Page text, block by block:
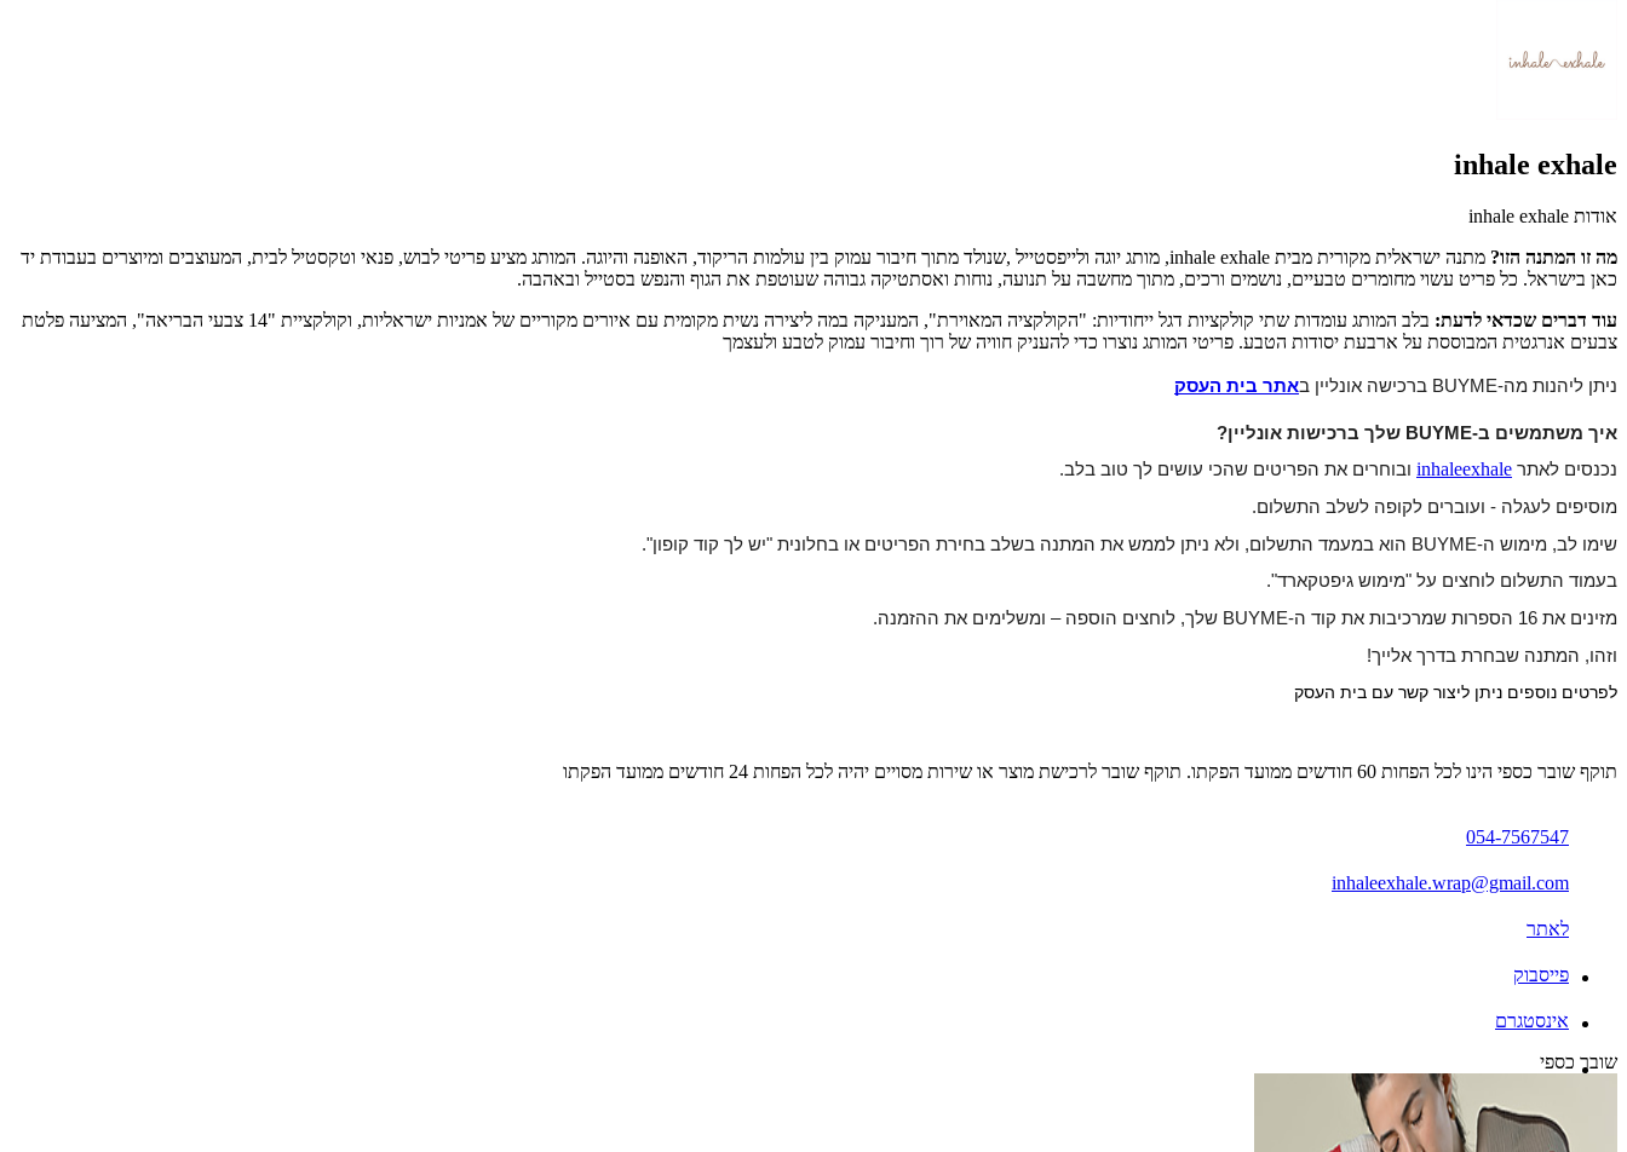
inhale exhale
אודות inhale exhale
מה זו המתנה הזו?
מתנה ישראלית מקורית מבית inhale exhale, מותג יוגה ולייפסטייל ,שנולד מתוך חיבור עמוק בין עולמות הריקוד, האופנה והיוגה. המותג מציע פריטי לבוש, פנאי וטקסטיל לבית, המעוצבים ומיוצרים בעבודת יד
כאן בישראל. כל פריט עשוי מחומרים טבעיים, נושמים ורכים, מתוך מחשבה על תנועה, נוחות ואסתטיקה גבוהה שעוטפת את הגוף והנפש בסטייל ובאהבה.
עוד דברים שכדאי לדעת:
בלב המותג עומדות שתי קולקציות דגל ייחודיות: "הקולקציה המאוירת", המעניקה במה ליצירה נשית מקומית עם איורים מקוריים של אמניות ישראליות, וקולקציית "14 צבעי הבריאה", המציעה פלטת
צבעים אנרגטית המבוססת על ארבעת יסודות הטבע. פריטי המותג נוצרו כדי להעניק חוויה של רוך וחיבור עמוק לטבע ולעצמך
ניתן ליהנות מה-BUYME ברכישה אונליין ב אתר בית העסק
איך משתמשים ב-BUYME שלך ברכישות אונליין?
נכנסים לאתר inhaleexhale ובוחרים את הפריטים שהכי עושים לך טוב בלב.
מוסיפים לעגלה - ועוברים לקופה לשלב התשלום.
שימו לב, מימוש ה-BUYME הוא במעמד התשלום, ולא ניתן לממש את המתנה בשלב בחירת הפריטים או בחלונית "יש לך קוד קופון".
בעמוד התשלום לוחצים על "מימוש גיפטקארד".
מזינים את 16 הספרות שמרכיבות את קוד ה-BUYME שלך, לוחצים הוספה
– ומשלימים את ההזמנה.
וזהו, המתנה שבחרת בדרך אלייך!
לפרטים נוספים ניתן ליצור קשר עם בית העסק
תוקף שובר כספי הינו לכל הפחות 60 חודשים ממועד הפקתו. תוקף שובר לרכישת מוצר או שירות מסויים יהיה לכל הפחות 24 חודשים ממועד הפקתו
054-7567547
inhaleexhale.wrap@gmail.com
לאתר
פייסבוק
אינסטגרם
שובר כספי